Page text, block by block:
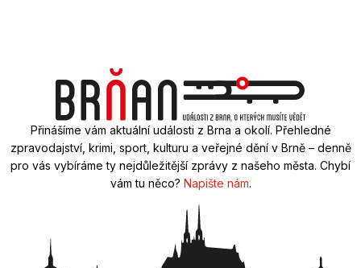
Přinášíme vám aktuální události z Brna a okolí. Přehledné
zpravodajství, krimi, sport, kulturu a veřejné dění v Brně – denně
pro vás vybíráme ty nejdůležitější zprávy z našeho města. Chybí
vám tu něco? Napište nám.